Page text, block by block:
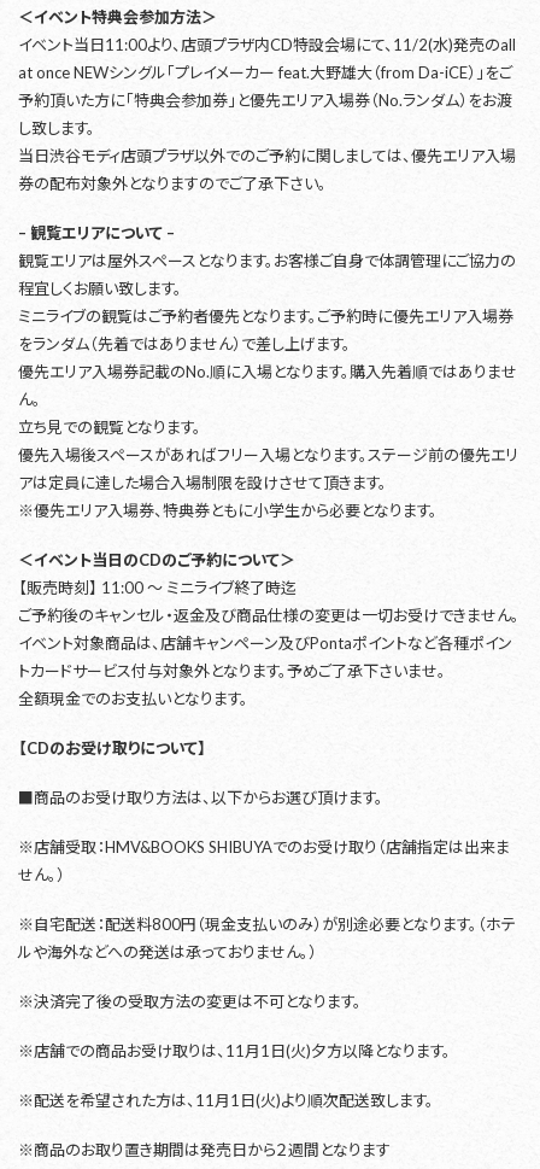
＜イベント特典会参加方法＞
イベント当日11:00より、店頭プラザ内CD特設会場にて、11/2(水)発売のall
at once NEWシングル「プレイメーカー feat.大野雄大（from Da-iCE）」をご
予約頂いた方に「特典会参加券」と優先エリア入場券（No.ランダム）をお渡
し致します。
当日渋谷モディ店頭プラザ以外でのご予約に関しましては、優先エリア入場
券の配布対象外となりますのでご了承下さい。
– 観覧エリアについて –
観覧エリアは屋外スペースとなります。お客様ご自身で体調管理にご協力の
程宜しくお願い致します。
ミニライブの観覧はご予約者優先となります。ご予約時に優先エリア入場券
をランダム（先着ではありません）で差し上げます。
優先エリア入場券記載のNo.順に入場となります。購入先着順ではありませ
ん。
立ち見での観覧となります。
優先入場後スペースがあればフリー入場となります。ステージ前の優先エリ
アは定員に達した場合入場制限を設けさせて頂きます。
※優先エリア入場券、特典券ともに小学生から必要となります。
＜イベント当日のCDのご予約について＞
【販売時刻】 11:00 ～ ミニライブ終了時迄
ご予約後のキャンセル・返金及び商品仕様の変更は一切お受けできません。
イベント対象商品は、店舗キャンペーン及びPontaポイントなど各種ポイン
トカードサービス付与対象外となります。予めご了承下さいませ。
全額現金でのお支払いとなります。
【CDのお受け取りについて】
■商品のお受け取り方法は、以下からお選び頂けます。
※店舗受取：HMV&BOOKS SHIBUYAでのお受け取り（店舗指定は出来ま
せん。）
※自宅配送：配送料800円（現金支払いのみ）が別途必要となります。（ホテ
ルや海外などへの発送は承っておりません。）
※決済完了後の受取方法の変更は不可となります。
※店舗での商品お受け取りは、11月1日(火)夕方以降となります。
※配送を希望された方は、11月1日(火)より順次配送致します。
※商品のお取り置き期間は発売日から２週間となります